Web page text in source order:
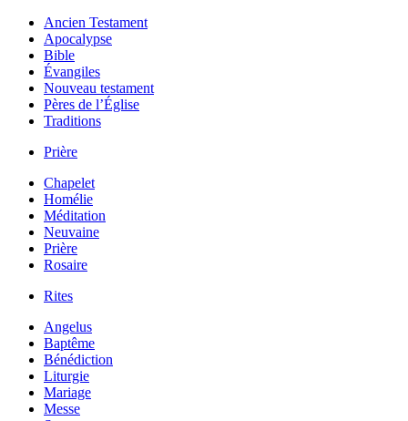
Ancien Testament
Apocalypse
Bible
Évangiles
Nouveau testament
Pères de l’Église
Traditions
Prière
Chapelet
Homélie
Méditation
Neuvaine
Prière
Rosaire
Rites
Angelus
Baptême
Bénédiction
Liturgie
Mariage
Messe